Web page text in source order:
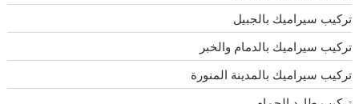
تركيب سيراميك بالجبيل
تركيب سيراميك بالدمام والخبر
تركيب سيراميك بالمدينة المنورة